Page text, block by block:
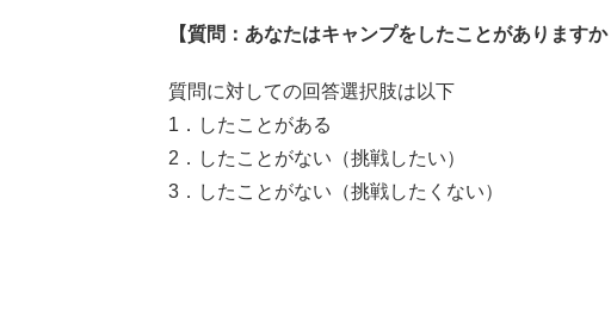
【質問：あなたはキャンプをしたことがあります
質問に対しての回答選択肢は以下
1．したことがある
2．したことがない（挑戦したい）
3．したことがない（挑戦したくない）